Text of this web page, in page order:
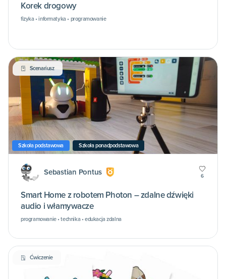
Korek drogowy
fizyka • informatyka • programowanie
Scenariusz
Szkoła podstawowa Szkoła ponadpodstawowa
Sebastian Pontus 6
Smart Home z robotem Photon – zdalne dźwięki
audio i włamywacze
programowanie • technika • edukacja zdalna
Ćwiczenie